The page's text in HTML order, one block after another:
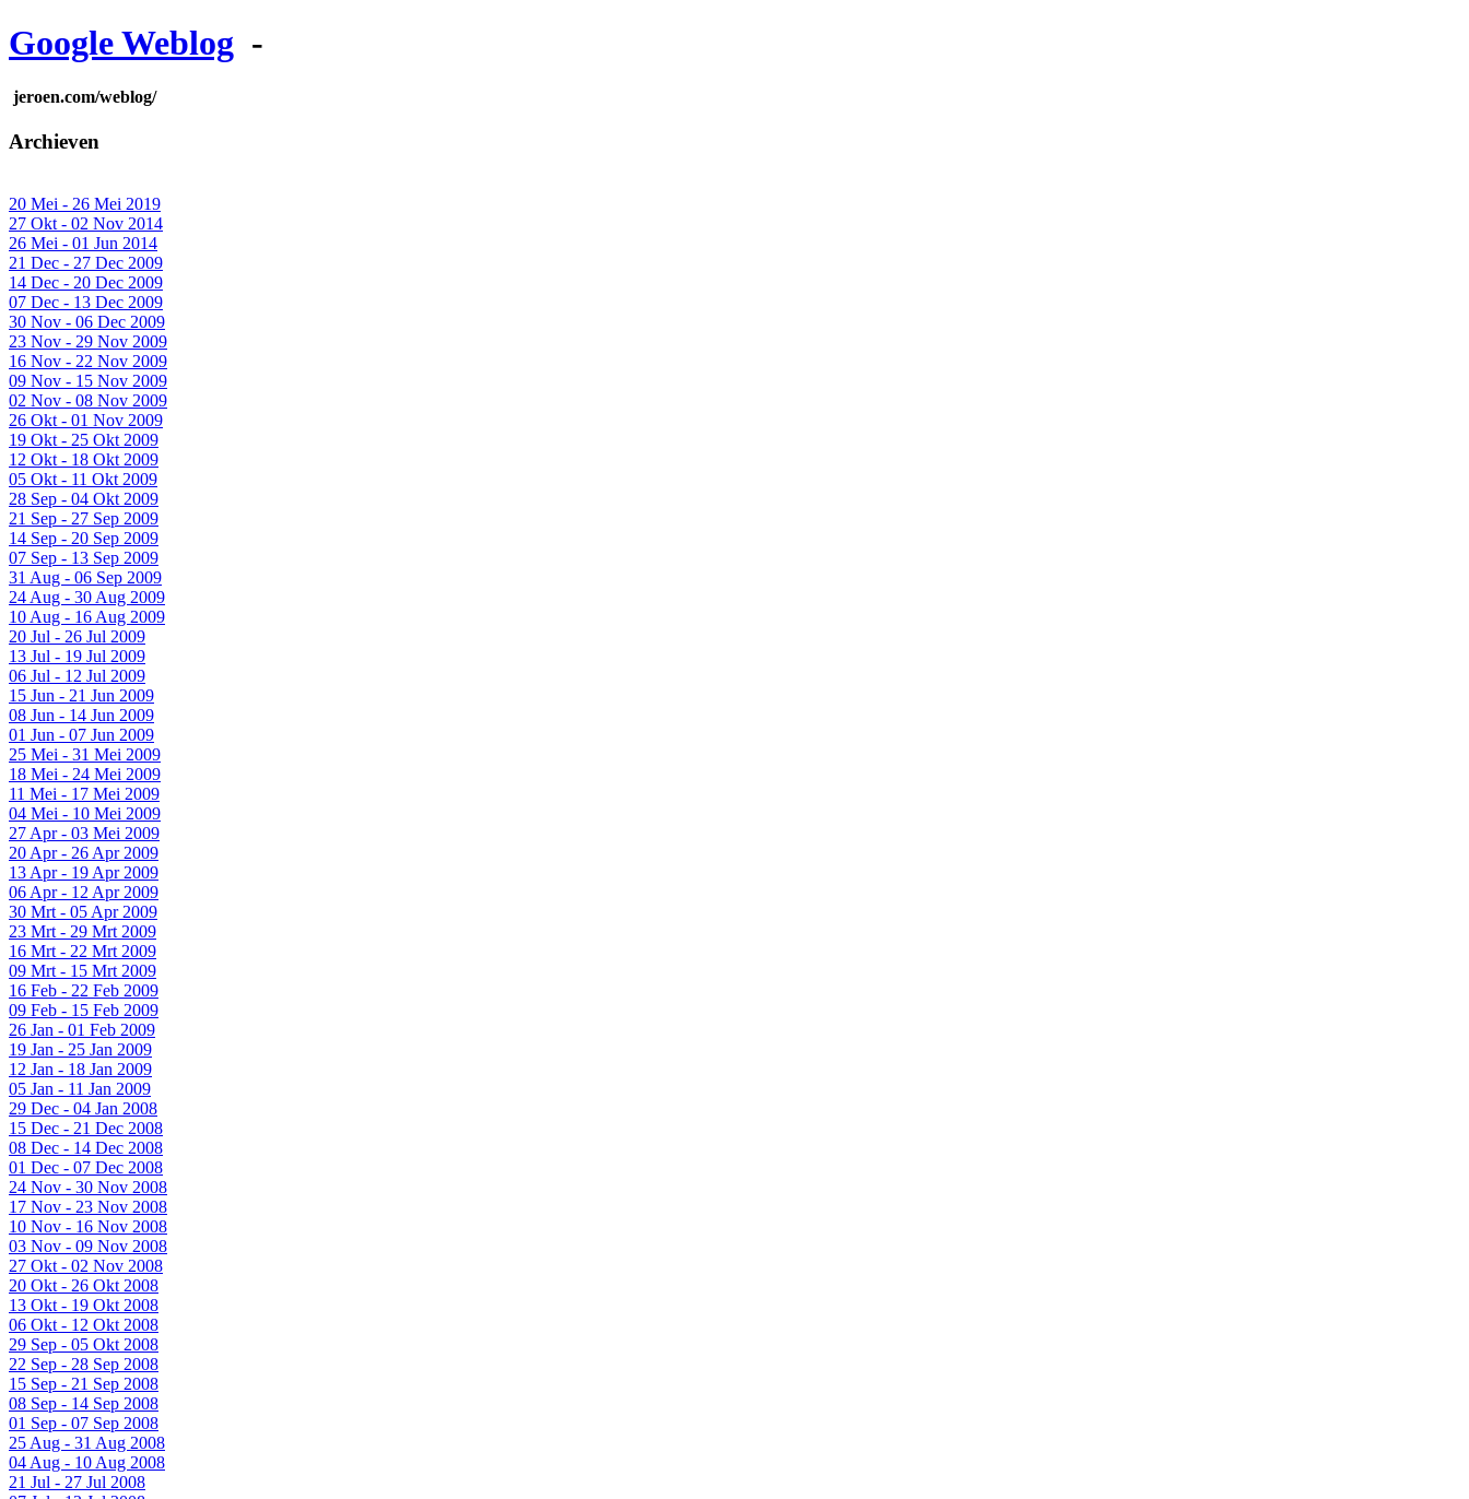
Google Weblog -
jeroen.com/weblog/
Archieven
20 Mei - 26 Mei 2019
27 Okt - 02 Nov 2014
26 Mei - 01 Jun 2014
21 Dec - 27 Dec 2009
14 Dec - 20 Dec 2009
07 Dec - 13 Dec 2009
30 Nov - 06 Dec 2009
23 Nov - 29 Nov 2009
16 Nov - 22 Nov 2009
09 Nov - 15 Nov 2009
02 Nov - 08 Nov 2009
26 Okt - 01 Nov 2009
19 Okt - 25 Okt 2009
12 Okt - 18 Okt 2009
05 Okt - 11 Okt 2009
28 Sep - 04 Okt 2009
21 Sep - 27 Sep 2009
14 Sep - 20 Sep 2009
07 Sep - 13 Sep 2009
31 Aug - 06 Sep 2009
24 Aug - 30 Aug 2009
10 Aug - 16 Aug 2009
20 Jul - 26 Jul 2009
13 Jul - 19 Jul 2009
06 Jul - 12 Jul 2009
15 Jun - 21 Jun 2009
08 Jun - 14 Jun 2009
01 Jun - 07 Jun 2009
25 Mei - 31 Mei 2009
18 Mei - 24 Mei 2009
11 Mei - 17 Mei 2009
04 Mei - 10 Mei 2009
27 Apr - 03 Mei 2009
20 Apr - 26 Apr 2009
13 Apr - 19 Apr 2009
06 Apr - 12 Apr 2009
30 Mrt - 05 Apr 2009
23 Mrt - 29 Mrt 2009
16 Mrt - 22 Mrt 2009
09 Mrt - 15 Mrt 2009
16 Feb - 22 Feb 2009
09 Feb - 15 Feb 2009
26 Jan - 01 Feb 2009
19 Jan - 25 Jan 2009
12 Jan - 18 Jan 2009
05 Jan - 11 Jan 2009
29 Dec - 04 Jan 2008
15 Dec - 21 Dec 2008
08 Dec - 14 Dec 2008
01 Dec - 07 Dec 2008
24 Nov - 30 Nov 2008
17 Nov - 23 Nov 2008
10 Nov - 16 Nov 2008
03 Nov - 09 Nov 2008
27 Okt - 02 Nov 2008
20 Okt - 26 Okt 2008
13 Okt - 19 Okt 2008
06 Okt - 12 Okt 2008
29 Sep - 05 Okt 2008
22 Sep - 28 Sep 2008
15 Sep - 21 Sep 2008
08 Sep - 14 Sep 2008
01 Sep - 07 Sep 2008
25 Aug - 31 Aug 2008
04 Aug - 10 Aug 2008
21 Jul - 27 Jul 2008